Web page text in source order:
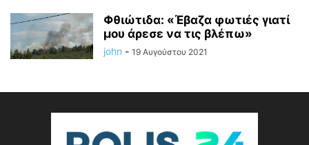
Φθιώτιδα: «Έβαζα φωτιές γιατί
μου άρεσε να τις βλέπω»
john - 19 Αυγούστου 2021